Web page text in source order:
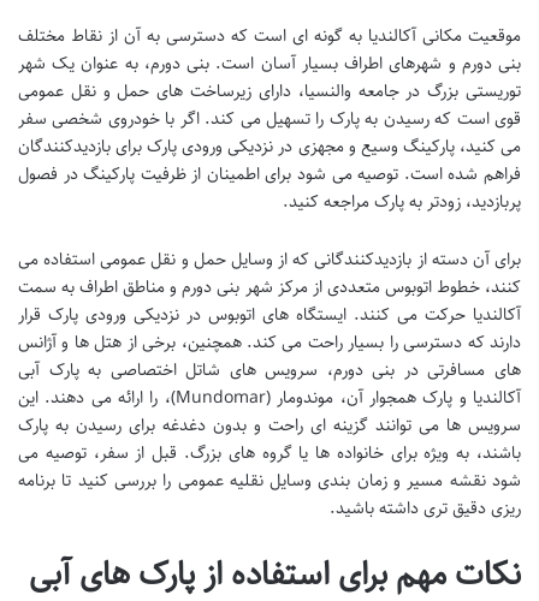
موقعیت مکانی آکالندیا به گونه ای است که دسترسی به آن از نقاط مختلف
بنی دورم و شهرهای اطراف بسیار آسان است. بنی دورم، به عنوان یک شهر
توریستی بزرگ در جامعه والنسیا، دارای زیرساخت های حمل و نقل عمومی
قوی است که رسیدن به پارک را تسهیل می کند. اگر با خودروی شخصی سفر
می کنید، پارکینگ وسیع و مجهزی در نزدیکی ورودی پارک برای بازدیدکنندگان
فراهم شده است. توصیه می شود برای اطمینان از ظرفیت پارکینگ در فصول
پربازدید، زودتر به پارک مراجعه کنید.
برای آن دسته از بازدیدکنندگانی که از وسایل حمل و نقل عمومی استفاده می
کنند، خطوط اتوبوس متعددی از مرکز شهر بنی دورم و مناطق اطراف به سمت
آکالندیا حرکت می کنند. ایستگاه های اتوبوس در نزدیکی ورودی پارک قرار
دارند که دسترسی را بسیار راحت می کند. همچنین، برخی از هتل ها و آژانس
های مسافرتی در بنی دورم، سرویس های شاتل اختصاصی به پارک آبی
آکالندیا و پارک همجوار آن، موندومار (Mundomar)، را ارائه می دهند. این
سرویس ها می توانند گزینه ای راحت و بدون دغدغه برای رسیدن به پارک
باشند، به ویژه برای خانواده ها یا گروه های بزرگ. قبل از سفر، توصیه می
شود نقشه مسیر و زمان بندی وسایل نقلیه عمومی را بررسی کنید تا برنامه
ریزی دقیق تری داشته باشید.
نکات مهم برای استفاده از پارک های آبی